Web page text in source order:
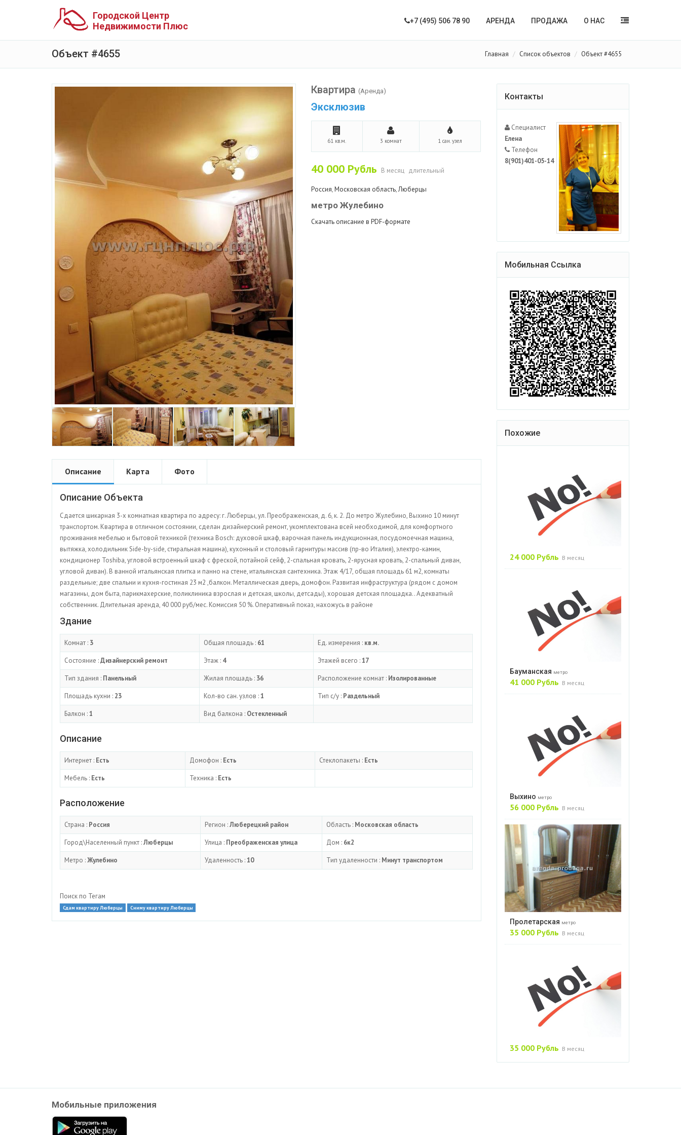
Городской Центр
Недвижимости Плюс
+7 (495) 506 78 90 АРЕНДА ПРОДАЖА О НАС
Объект #4655 Главная Список объектов Объект #4655
Квартира (Аренда)
Эксклюзив
61 кв.м. 3 комнат 1 сан. узел
40 000 Рубль В месяц длительный
Россия,Московская область,Люберцы
метро Жулебино
Скачать описание в PDF-формате
Описание Карта Фото
Описание Объекта
Сдается шикарная 3-х комнатная квартира по адресу: г. Люберцы, ул. Преображенская, д. 6, к. 2. До метро Жулебино, Выхино 10 минут
транспортом. Квартира в отличном состоянии, сделан дизайнерский ремонт, укомплектована всей необходимой, для комфортного
проживания мебелью и бытовой техникой (техника Bosch: духовой шкаф, варочная панель индукционная, посудомоечная машина,
вытяжка, холодильник Side-by-side, стиральная машина), кухонный и столовый гарнитуры массив (пр-во Италия), электро-камин,
кондиционер Toshiba, угловой встроенный шкаф с фреской, потайной сейф, 2-спальная кровать, 2-ярусная кровать, 2-спальный диван,
угловой диван). В ванной итальянская плитка и панно на стене, итальянская сантехника. Этаж 4/17, общая площадь 61 м2, комнаты
раздельные; две спальни и кухня-гостиная 23 м2 ,балкон. Металлическая дверь, домофон. Развитая инфраструктура (рядом с домом
магазины, дом быта, парикмахерские, поликлиника взрослая и детская, школы, детсады), хорошая детская площадка.. Адекватный
собственник. Длительная аренда, 40 000 руб/мес. Комиссия 50 %. Оперативный показ, нахожусь в районе
Здание
Комнат : 3 Общая площадь : 61 Ед. измерения : кв.м.
Состояние :Дизайнерский ремонт Этаж : 4 Этажей всего :17
Тип здания : Панельный Жилая площадь : 36 Расположение комнат : Изолированные
Площадь кухни : 23 Кол-во сан. узлов :1 Тип с/у : Раздельный
Балкон :1 Вид балкона : Остекленный
Описание
Интернет : Есть Домофон : Есть Стеклопакеты : Есть
Мебель : Есть Техника : Есть
Расположение
Страна : Россия Регион :Люберецкий район Область : Московская область
Город\Населенный пункт :Люберцы Улица : Преображенская улица Дом : 6к2
Метро :Жулебино Удаленность :10 Тип удаленности : Минут транспортом
Поиск по Тегам
Сдам квартиру Люберцы Сниму квартиру Люберцы
Контакты
Специалист
Елена
Телефон
8(901)401-05-14
Мобильная Ссылка
Похожие
24 000 Рубль В месяц
Бауманская метро
41 000 Рубль В месяц
Выхино метро
56 000 Рубль В месяц
Пролетарская метро
35 000 Рубль В месяц
35 000 Рубль В месяц
Мобильные приложения